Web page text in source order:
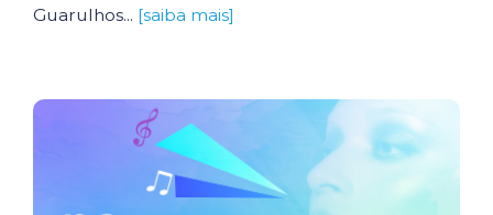
Guarulhos... [saiba mais]